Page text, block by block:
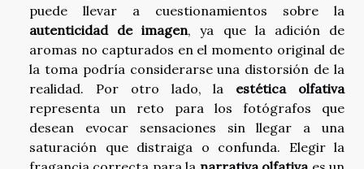
puede llevar a cuestionamientos sobre la
autenticidad de imagen, ya que la adición de
aromas no capturados en el momento original de
la toma podría considerarse una distorsión de la
realidad. Por otro lado, la estética olfativa
representa un reto para los fotógrafos que
desean evocar sensaciones sin llegar a una
saturación que distraiga o confunda. Elegir la